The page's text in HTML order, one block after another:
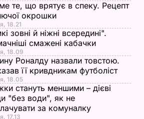
те, що врятує в спеку. Рецепт
окрошки
18.21
зовні й ніжні всередині".
смажені кабачки
18.09
Роналду назвали товстою.
її кривдникам футболіст
18.05
стануть меншими – дієві
"без води", як не
за комуналку
17.13